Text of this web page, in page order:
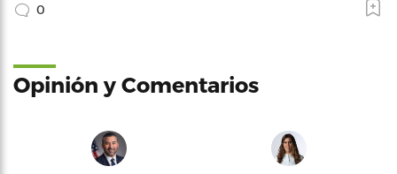
0
Opinión y Comentarios